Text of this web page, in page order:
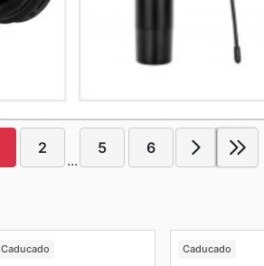
2
...
5 6
Caducado Caducado